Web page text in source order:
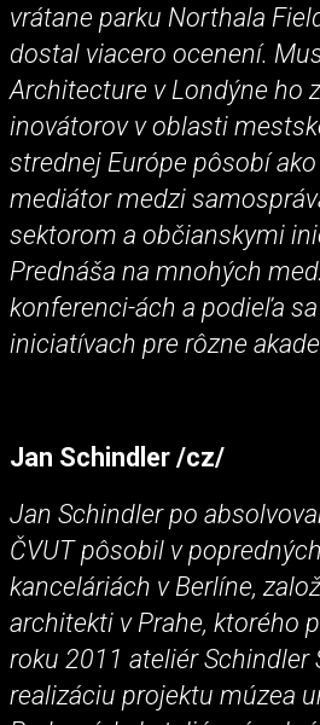
vrátane parku Northala
dostal viacero ocenení.
Architecture v Londýne ho
inovátorov v oblasti
strednej Európe pôsobí
mediátor medzi
sektorom a občianskymi
Prednáša na mnohých
konferenci-ách a podieľa
iniciatívach pre rôzne
Jan Schindler /cz/
Jan Schindler po
ČVUT pôsobil v
kanceláriách v Berlíne,
architekti v Prahe, ktorého
roku 2011 ateliér Schindler
realizáciu projektu múzea